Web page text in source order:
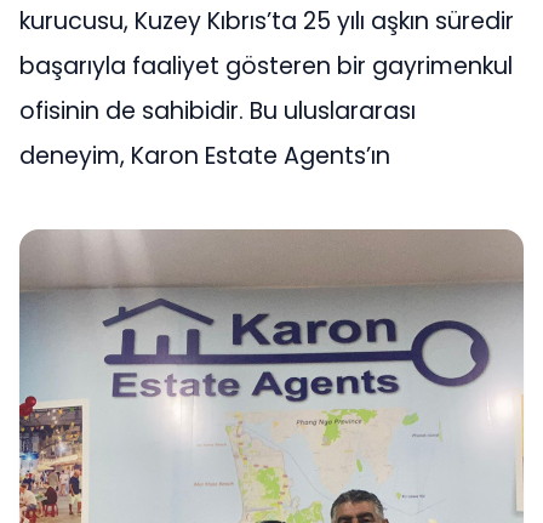
kurucusu, Kuzey Kıbrıs’ta 25 yılı aşkın süredir
başarıyla faaliyet gösteren bir gayrimenkul
ofisinin de sahibidir. Bu uluslararası
deneyim, Karon Estate Agents’ın